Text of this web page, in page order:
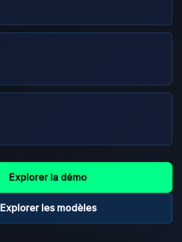
Explorer la démo
Explorer les modèles